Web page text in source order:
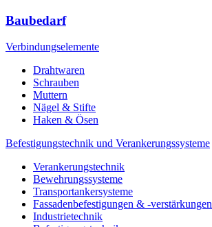
Baubedarf
Verbindungselemente
Drahtwaren
Schrauben
Muttern
Nägel & Stifte
Haken & Ösen
Befestigungstechnik und Verankerungssysteme
Verankerungstechnik
Bewehrungssysteme
Transportankersysteme
Fassadenbefestigungen & -verstärkungen
Industrietechnik